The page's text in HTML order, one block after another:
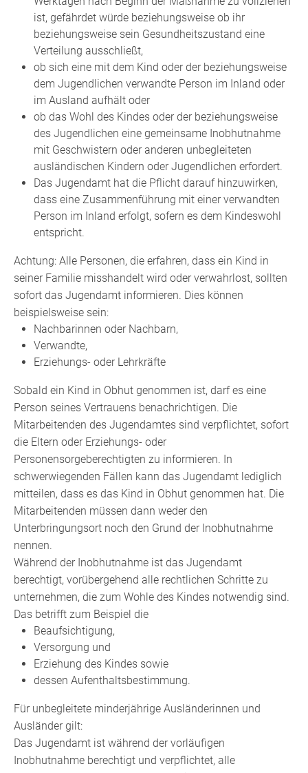
ist, gefährdet würde beziehungsweise ob ihr
beziehungsweise sein Gesundheitszustand eine
Verteilung ausschließt,
ob sich eine mit dem Kind oder der beziehungsweise
dem Jugendlichen verwandte Person im Inland oder
im Ausland aufhält oder
ob das Wohl des Kindes oder der beziehungsweise
des Jugendlichen eine gemeinsame Inobhutnahme
mit Geschwistern oder anderen unbegleiteten
ausländischen Kindern oder Jugendlichen erfordert.
Das Jugendamt hat die Pflicht darauf hinzuwirken,
dass eine Zusammenführung mit einer verwandten
Person im Inland erfolgt, sofern es dem Kindeswohl
entspricht.
Achtung: Alle Personen, die erfahren, dass ein Kind in
seiner Familie misshandelt wird oder verwahrlost, sollten
sofort das Jugendamt informieren. Dies können
beispielsweise sein:
Nachbarinnen oder Nachbarn,
Verwandte,
Erziehungs- oder Lehrkräfte
Sobald ein Kind in Obhut genommen ist, darf es eine
Person seines Vertrauens benachrichtigen. Die
Mitarbeitenden des Jugendamtes sind verpflichtet, sofort
die Eltern oder Erziehungs- oder
Personensorgeberechtigten zu informieren. In
schwerwiegenden Fällen kann das Jugendamt lediglich
mitteilen, dass es das Kind in Obhut genommen hat. Die
Mitarbeitenden müssen dann weder den
Unterbringungsort noch den Grund der Inobhutnahme
nennen.
Während der Inobhutnahme ist das Jugendamt
berechtigt, vorübergehend alle rechtlichen Schritte zu
unternehmen, die zum Wohle des Kindes notwendig sind.
Das betrifft zum Beispiel die
Beaufsichtigung,
Versorgung und
Erziehung des Kindes sowie
dessen Aufenthaltsbestimmung.
Für unbegleitete minderjährige Ausländerinnen und
Ausländer gilt:
Das Jugendamt ist während der vorläufigen
Inobhutnahme berechtigt und verpflichtet, alle